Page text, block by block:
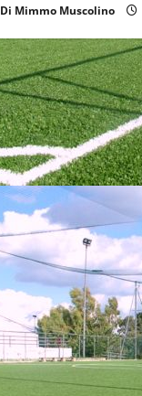
Di Mimmo Muscolino